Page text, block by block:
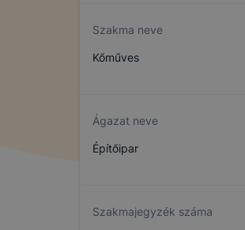
Szakma neve
Kőműves
Ágazat neve
Építőipar
Szakmajegyzék száma